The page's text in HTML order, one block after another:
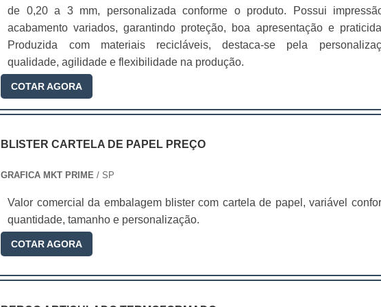
de 0,20 a 3 mm, personalizada conforme o produto. Possui
acabamento variados, garantindo proteção, boa apresentação e
Produzida com materiais recicláveis, destaca-se pela
qualidade, agilidade e flexibilidade na produção.
COTAR AGORA
BLISTER CARTELA DE PAPEL PREÇO
GRAFICA MKT PRIME / SP
Valor comercial da embalagem blister com cartela de papel, variável
quantidade, tamanho e personalização.
COTAR AGORA